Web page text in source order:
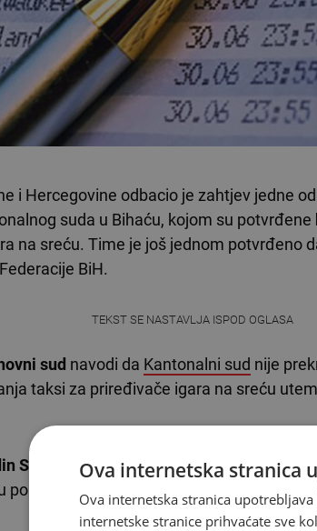
i Hercegovine odbacio je zahtjev jedne
suda u Bihaću, kojom su potvrđene
na sreću. Time je još jednom potvrđeno
BiH.
TEKST SE NASTAVLJA ISPOD OGLASA
sud navodi da Kantonalni sud nije
taksi za priređivače igara na sreću
Sedić
izrazio je zadovoljstvo ovakvim
grada u borbi za pravedniji
Ova internetska stranica
Ova internetska stranica
internetske stranice prihvaćate sve